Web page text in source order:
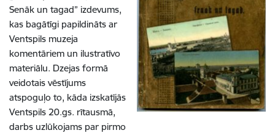
Senāk un tagad” izdevums,
kas bagātīgi papildināts ar
Ventspils muzeja
komentāriem un ilustratīvo
materiālu. Dzejas formā
veidotais vēstījums
atspoguļo to, kāda izskatījās
Ventspils 20.gs. rītausmā,
darbs uzlūkojams par pirmo